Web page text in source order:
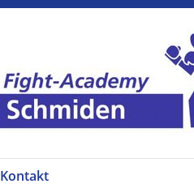
Kontakt